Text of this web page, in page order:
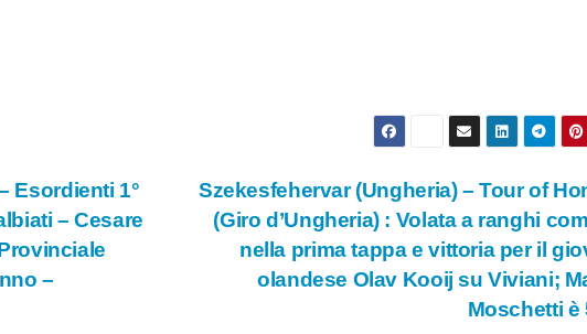
Szekesfehervar (Ungheria) – Tour of
(Giro d’Ungheria) : Volata a ranghi
nella prima tappa e vittoria per il
olandese Olav Kooij su Viviani;
Moschetti è
Esordienti 1°
– Cesare
–